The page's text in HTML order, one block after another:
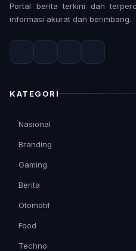
Portal berita terkini dan
informasi akurat dan berimbang.
KATEGORI
Nasional
Branding
Gaming
Berita
Otomotif
Food
Techno